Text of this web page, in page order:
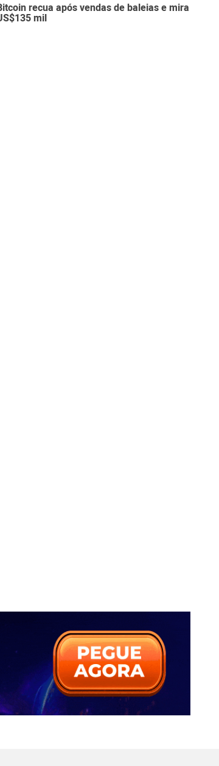
recua após vendas de baleias e mira
mil